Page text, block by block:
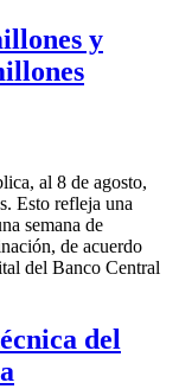
y
al 8 de agosto,
Esto refleja una
semana de
de acuerdo
del Banco Central
del